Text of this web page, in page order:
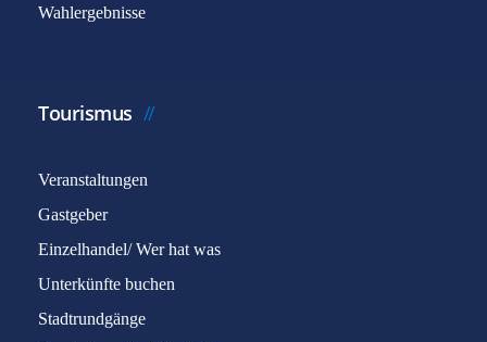
Wahlergebnisse
Tourismus
Veranstaltungen
Gastgeber
Einzelhandel/ Wer hat was
Unterkünfte buchen
Stadtrundgänge